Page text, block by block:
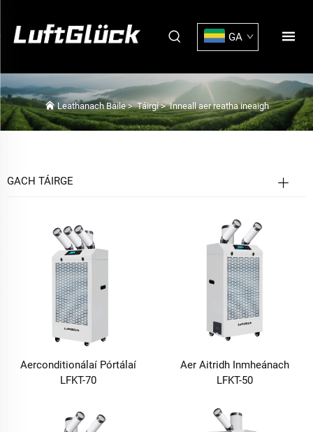
GA
Leathanach Baile>Táirgí>Inneall aer reatha ineaigh
GACH TÁIRGE
Aerconditionálaí Pórtálaí
LFKT-70
Aer Aitridh Inmheánach
LFKT-50